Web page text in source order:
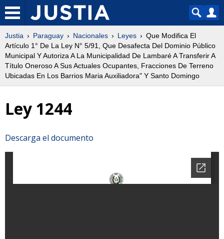
Justia Paraguay Nacionales Leyes
Que Modifica El
Artículo 1° De La Ley N° 5/91, Que Desafecta Del Dominio Público
Municipal Y Autoriza A La Municipalidad De Lambaré A Transferir A
Título Oneroso A Sus Actuales Ocupantes, Fracciones De Terreno
Ubicadas En Los Barrios Maria Auxiliadora" Y Santo Domingo
Ley 1244
Descarga el documento